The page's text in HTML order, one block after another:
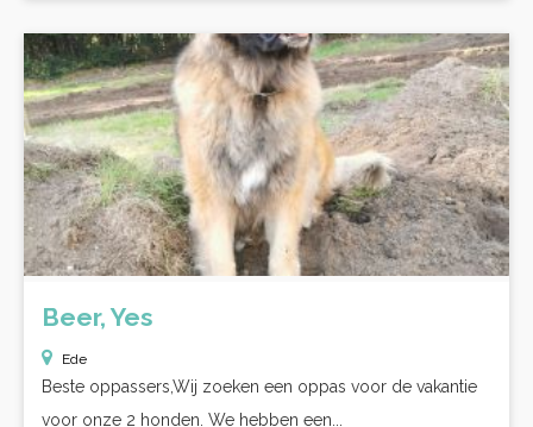
Beer, Yes
Ede
Beste oppassers,Wij zoeken een oppas voor de vakantie
voor onze 2 honden. We hebben een...